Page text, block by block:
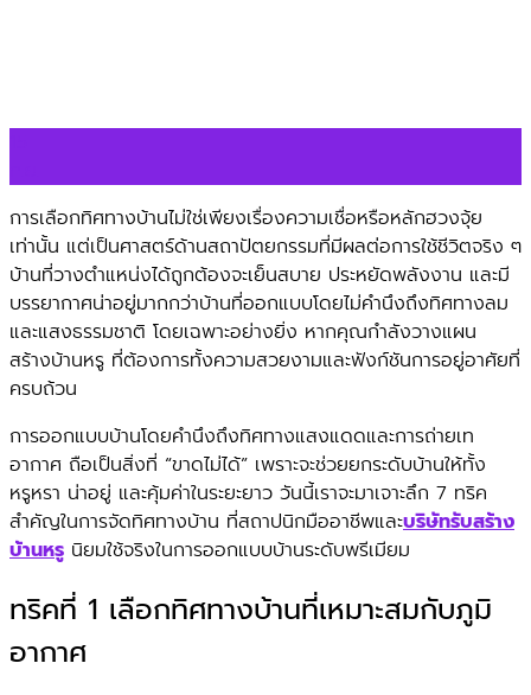
การเลือกทิศทางบ้านไม่ใช่เพียงเรื่องความเชื่อหรือหลักฮวงจุ้ย
เท่านั้น แต่เป็นศาสตร์ด้านสถาปัตยกรรมที่มีผลต่อการใช้ชีวิตจริง ๆ
บ้านที่วางตำแหน่งได้ถูกต้องจะเย็นสบาย ประหยัดพลังงาน และมี
บรรยากาศน่าอยู่มากกว่าบ้านที่ออกแบบโดยไม่คำนึงถึงทิศทางลม
และแสงธรรมชาติ โดยเฉพาะอย่างยิ่ง หากคุณกำลังวางแผน
สร้างบ้านหรู ที่ต้องการทั้งความสวยงามและฟังก์ชันการอยู่อาศัยที่
ครบถ้วน
การออกแบบบ้านโดยคำนึงถึงทิศทางแสงแดดและการถ่ายเท
อากาศ ถือเป็นสิ่งที่ “ขาดไม่ได้” เพราะจะช่วยยกระดับบ้านให้ทั้ง
หรูหรา น่าอยู่ และคุ้มค่าในระยะยาว วันนี้เราจะมาเจาะลึก 7 ทริค
สำคัญในการจัดทิศทางบ้าน ที่สถาปนิกมืออาชีพและบริษัทรับสร้าง
บ้านหรู นิยมใช้จริงในการออกแบบบ้านระดับพรีเมียม
ทริคที่ 1 เลือกทิศทางบ้านที่เหมาะสมกับภูมิ
อากาศ